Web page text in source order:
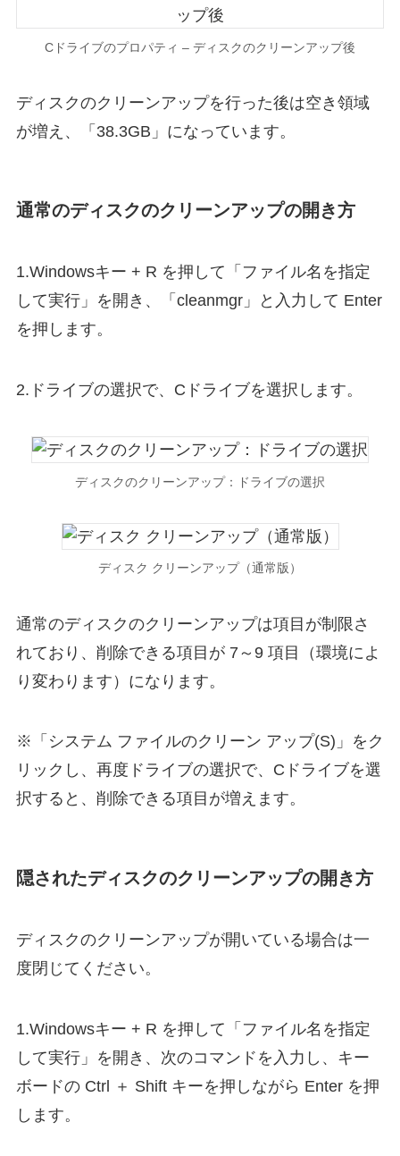
Cドライブのプロパティ – ディスクのクリーンアップ後
ディスクのクリーンアップを行った後は空き領域
が増え、「38.3GB」になっています。
通常のディスクのクリーンアップの開き方
1.Windowsキー + R を押して「ファイル名を指定
して実行」を開き、「cleanmgr」と入力して Enter
を押します。
2.ドライブの選択で、Cドライブを選択します。
ディスクのクリーンアップ：ドライブの選択
ディスク クリーンアップ（通常版）
通常のディスクのクリーンアップは項目が制限さ
れており、削除できる項目が 7～9 項目（環境によ
り変わります）になります。
※「システム ファイルのクリーン アップ(S)」をク
リックし、再度ドライブの選択で、Cドライブを選
択すると、削除できる項目が増えます。
隠されたディスクのクリーンアップの開き方
ディスクのクリーンアップが開いている場合は一
度閉じてください。
1.Windowsキー + R を押して「ファイル名を指定
して実行」を開き、次のコマンドを入力し、キー
ボードの Ctrl ＋ Shift キーを押しながら Enter を押
します。